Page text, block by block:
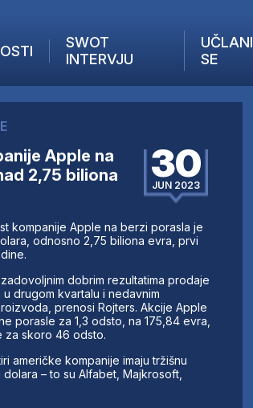
SWOT
INTERVJU
UČLANI
SE
Apple na
2,75 biliona
30
JUN 2023
kompanije Apple na berzi porasla je
odnosno 2,75 biliona evra, prvi
dobrim rezultatima prodaje
drugom kvartalu i nedavnim
prenosi Rojters. Akcije Apple
porasle za 1,3 odsto, na 175,84 evra,
za skoro 46 odsto.
američke kompanije imaju tržišnu
– to su Alfabet, Majkrosoft,